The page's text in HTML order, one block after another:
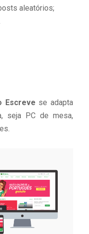
aleatórios;
Escreve se adapta
seja PC de mesa,